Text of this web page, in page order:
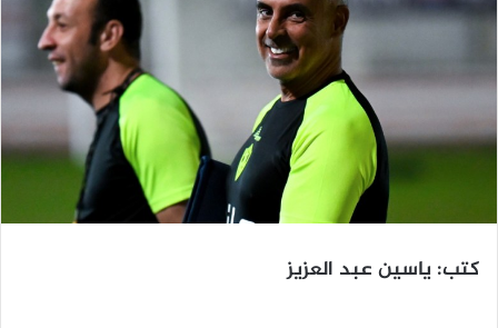
كتب: ياسين عبد العزيز